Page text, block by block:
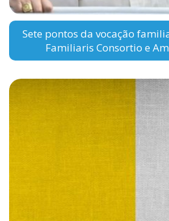
Sete pontos da vocação
Familiaris Consortio e